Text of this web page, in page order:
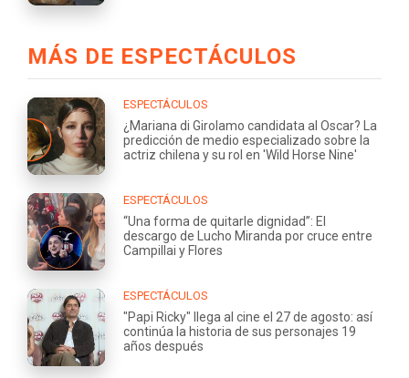
MÁS DE ESPECTÁCULOS
ESPECTÁCULOS
¿Mariana di Girolamo candidata al Oscar? La
predicción de medio especializado sobre la
actriz chilena y su rol en 'Wild Horse Nine'
ESPECTÁCULOS
“Una forma de quitarle dignidad”: El
descargo de Lucho Miranda por cruce entre
Campillai y Flores
ESPECTÁCULOS
"Papi Ricky" llega al cine el 27 de agosto: así
continúa la historia de sus personajes 19
años después